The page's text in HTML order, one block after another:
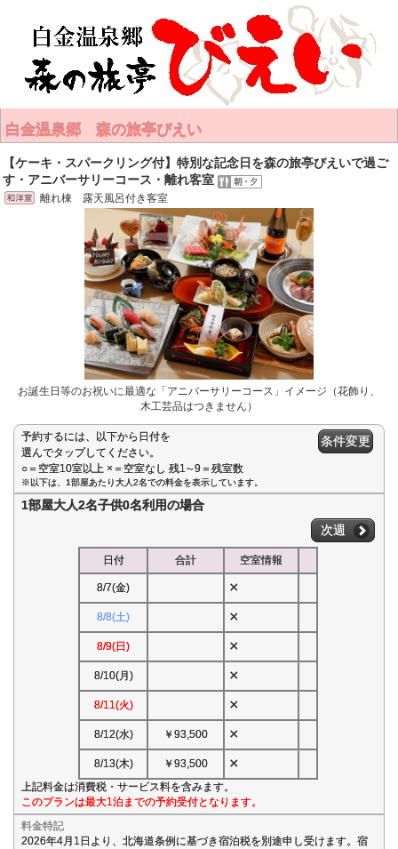
白金温泉郷 森の旅亭びえい
【ケーキ・スパークリング付】特別な記念日を森の旅亭びえいで過ご
す・アニバーサリーコース・離れ客室
離れ棟 露天風呂付き客室
お誕生日等のお祝いに最適な「アニバーサリーコース」イメージ（花飾り、
木工芸品はつきません）
予約するには、以下から日付を
選んでタップしてください。
○＝空室10室以上 ×＝空室なし 残1∼9＝残室数
条件変更
※以下は、1部屋あたり大人2名での料金を表示しています。
1部屋大人2名子供0名利用の場合
次週
日付 合計 空室情報
8/7(金) ×
8/8(土) ×
8/9(日) ×
8/10(月) ×
8/11(火) ×
8/12(水) ￥93,500 ×
8/13(木) ￥93,500 ×
上記料金は消費税・サービス料を含みます。
このプランは最大1泊までの予約受付となります。
料金特記
2026年4月1日より、北海道条例に基づき宿泊税を別途申し受けます。宿